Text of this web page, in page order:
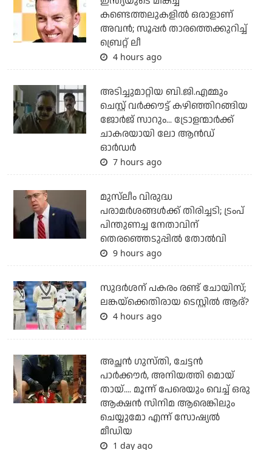
കണ്ടെത്തലുകളില്‍ ഒരാളാണ്
അവന്‍; സൂപ്പര്‍ താരത്തെക്കുറിച്ച്
ബ്രെറ്റ് ലീ
4 hours ago
അടിച്ചുമാറ്റിയ ബി.ജി.എമ്മും
ചെസ്റ്റ് വര്‍ക്കൗട്ട് കഴിഞ്ഞിറങ്ങിയ
ജോര്‍ജ് സാറും... ട്രോളന്മാര്‍ക്ക്
ചാകരയായി ലോ ആന്‍ഡ്
ഓര്‍ഡര്‍
7 hours ago
മുസ്‌ലീം വിരുദ്ധ
പരാമര്‍ശങ്ങള്‍ക്ക് തിരിച്ചടി; ട്രംപ്
പിന്തുണച്ച നേതാവിന്
തെരഞ്ഞെടുപ്പില്‍ തോല്‍വി
9 hours ago
സുദര്‍ശന് പകരം രണ്ട് ചോയിസ്;
ലങ്കയ്‌ക്കെതിരായ ടെസ്റ്റില്‍ ആര്?
4 hours ago
അച്ഛന്‍ ഗുസ്തി, ചേട്ടന്‍
പാര്‍ക്കൗര്‍, അനിയത്തി മൊയ്
തായ്.... മൂന്ന് പേരെയും വെച്ച് ഒരു
ആക്ഷന്‍ സിനിമ ആരെങ്കിലും
ചെയ്യുമോ എന്ന് സോഷ്യല്‍
മീഡിയ
1 day ago